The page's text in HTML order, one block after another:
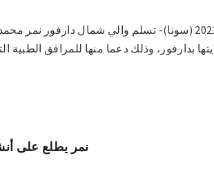
الفاشر 18-7-2021 (سونا)- تسلم والي شمال
بدارفور، وذلك دعما منها للمرافق الطبية
نمر يطلع على